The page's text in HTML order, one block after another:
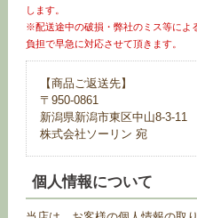
します。
※配送途中の破損・弊社のミス等によ
負担で早急に対応させて頂きます。
【商品ご返送先】
〒950-0861
新潟県新潟市東区中山8-3-11
株式会社ソーリン 宛
個人情報について